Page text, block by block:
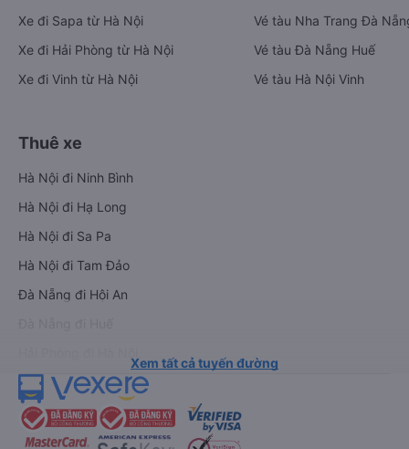
Xe đi Sapa từ Hà Nội
Xe đi Hải Phòng từ Hà Nội
Xe đi Vinh từ Hà Nội
Vé tàu Nha Trang Đà
Vé tàu Đà Nẵng Huế
Vé tàu Hà Nội Vinh
Thuê xe
Hà Nội đi Ninh Bình
Hà Nội đi Hạ Long
Hà Nội đi Sa Pa
Hà Nội đi Tam Đảo
Đà Nẵng đi Hội An
Xem tất cả tuyến đường